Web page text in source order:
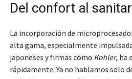
Del confort al
La incorporación de
alta gama, especialmente
japoneses y firmas como Kohler, ha
rápidamente. Ya no hablamos solo